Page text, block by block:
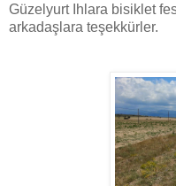
Güzelyurt Ihlara bisiklet
arkadaşlara teşekkürler.